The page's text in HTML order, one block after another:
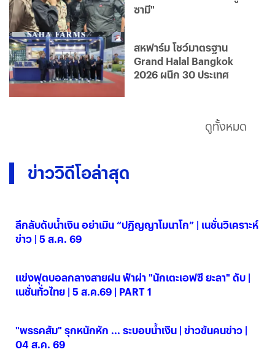
ซามี"
สหฟาร์ม โชว์มาตรฐาน
Grand Halal Bangkok
2026 ผนึก 30 ประเทศ
ดูทั้งหมด
ข่าววิดีโอล่าสุด
ลึกลับดับน้ำเงิน อย่าเมิน “ปฏิญญาโมนาโก” | เนชั่นวิเคราะห์
ข่าว | 5 ส.ค. 69
แข่งฟุตบอลกลางสายฝน ฟ้าผ่า "นักเตะเอฟซี ยะลา" ดับ |
เนชั่นทั่วไทย | 5 ส.ค.69 | PART 1
"พรรคส้ม" รุกหนักหัก ... ระบอบน้ำเงิน | ข่าวข้นคนข่าว |
04 ส.ค. 69